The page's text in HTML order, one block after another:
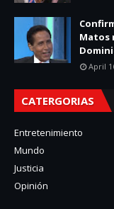
Matos
April
CATERGORIAS
Entretenimiento
Mundo
Justicia
Opinión